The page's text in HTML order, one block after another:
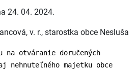
24. 04. 2024.
v. r., starostka obce Nesluša
na otváranie doručených
nehnuteľného majetku obce